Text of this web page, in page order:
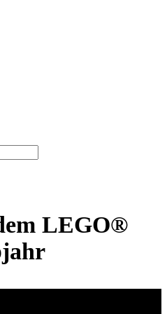
LEGO®